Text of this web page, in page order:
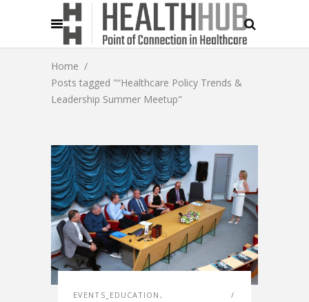
Home /
Posts tagged "“Healthcare Policy Trends &
Leadership Summer Meetup"
EVENTS_EDUCATION ,